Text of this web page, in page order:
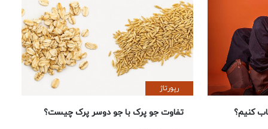
کنیم؟
رپورتاژ
تفاوت جو پرک با جو دوسر پرک چیست؟